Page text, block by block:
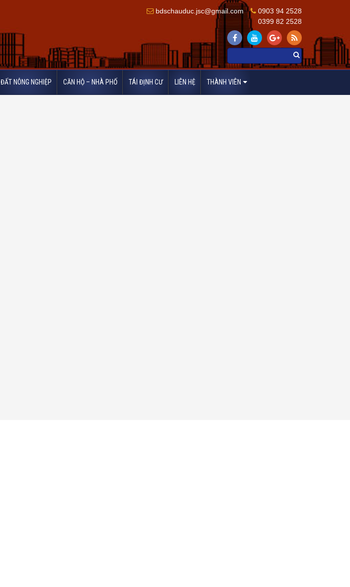
bdschauduc.jsc@gmail.com
0903 94 2528
0399 82 2528
ĐẤT NÔNG NGHIỆP CĂN HỘ – NHÀ PHỐ TÁI ĐỊNH CƯ LIÊN HỆ THÀNH VIÊN